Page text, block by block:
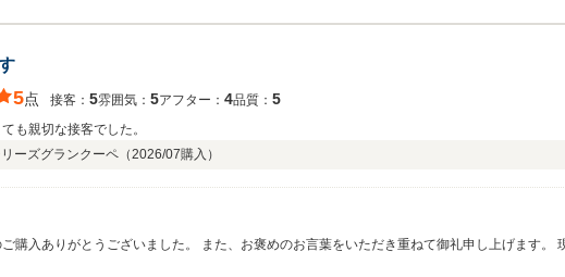
5点 接客： 5雰囲気： 5アフター： 4品質： 5
も親切な接客でした。
ーズグランクーペ（2026/07購入）
うございました。 また、お褒めのお言葉をいただき重ねて御礼申し上げます。 現車確認のご来店時から、お車を気に入っていただき、綺麗な